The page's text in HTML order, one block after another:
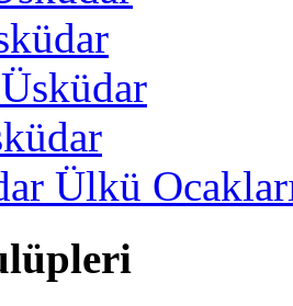
Ülkü